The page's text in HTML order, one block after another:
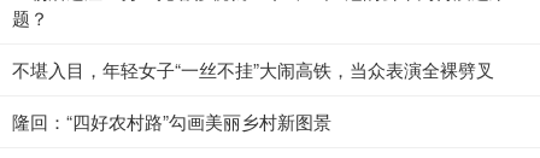
题？
不堪入目，年轻女子“一丝不挂”大闹高铁，当众表演全裸劈叉
隆回：“四好农村路”勾画美丽乡村新图景